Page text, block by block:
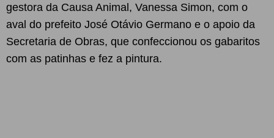
gestora da Causa Animal, Vanessa Simon, com o
aval do prefeito José Otávio Germano e o apoio da
Secretaria de Obras, que confeccionou os gabaritos
com as patinhas e fez a pintura.